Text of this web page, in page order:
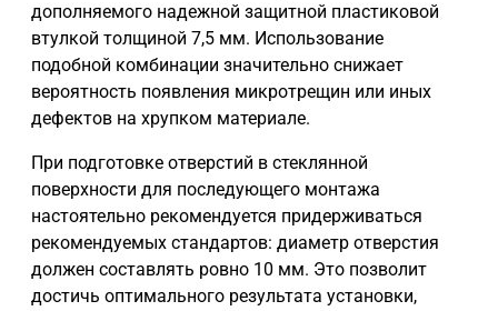
дополняемого надежной защитной пластиковой
втулкой толщиной 7,5 мм. Использование
подобной комбинации значительно снижает
вероятность появления микротрещин или иных
дефектов на хрупком материале.
При подготовке отверстий в стеклянной
поверхности для последующего монтажа
настоятельно рекомендуется придерживаться
рекомендуемых стандартов: диаметр отверстия
должен составлять ровно 10 мм. Это позволит
достичь оптимального результата установки,